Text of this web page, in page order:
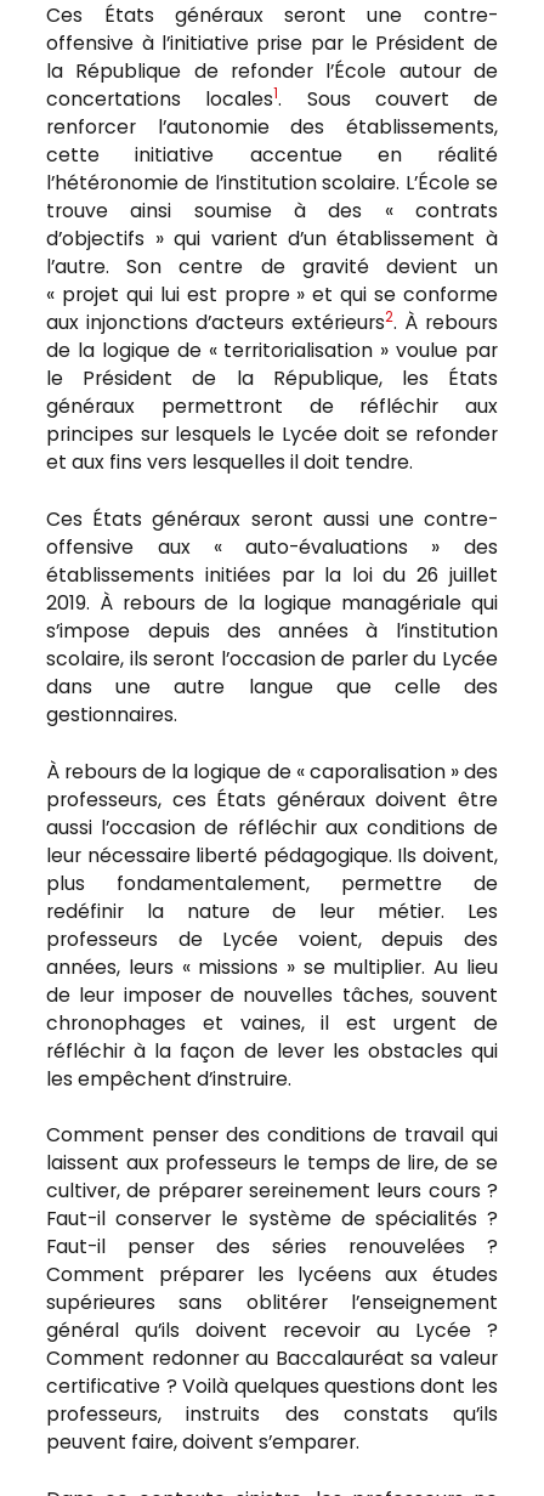
Ces États généraux seront une contre-
offensive à l’initiative prise par le Président de
la République de refonder l’École autour de
concertations locales1. Sous couvert de
renforcer l’autonomie des établissements,
cette initiative accentue en réalité
l’hétéronomie de l’institution scolaire. L’École se
trouve ainsi soumise à des « contrats
d’objectifs » qui varient d’un établissement à
l’autre. Son centre de gravité devient un
« projet qui lui est propre » et qui se conforme
aux injonctions d’acteurs extérieurs2. À rebours
de la logique de « territorialisation » voulue par
le Président de la République, les États
généraux permettront de réfléchir aux
principes sur lesquels le Lycée doit se refonder
et aux fins vers lesquelles il doit tendre.
Ces États généraux seront aussi une contre-
offensive aux « auto-évaluations » des
établissements initiées par la loi du 26 juillet
2019. À rebours de la logique managériale qui
s’impose depuis des années à l’institution
scolaire, ils seront l’occasion de parler du Lycée
dans une autre langue que celle des
gestionnaires.
À rebours de la logique de « caporalisation » des
professeurs, ces États généraux doivent être
aussi l’occasion de réfléchir aux conditions de
leur nécessaire liberté pédagogique. Ils doivent,
plus fondamentalement, permettre de
redéfinir la nature de leur métier. Les
professeurs de Lycée voient, depuis des
années, leurs « missions » se multiplier. Au lieu
de leur imposer de nouvelles tâches, souvent
chronophages et vaines, il est urgent de
réfléchir à la façon de lever les obstacles qui
les empêchent d’instruire.
Comment penser des conditions de travail qui
laissent aux professeurs le temps de lire, de se
cultiver, de préparer sereinement leurs cours ?
Faut-il conserver le système de spécialités ?
Faut-il penser des séries renouvelées ?
Comment préparer les lycéens aux études
supérieures sans oblitérer l’enseignement
général qu’ils doivent recevoir au Lycée ?
Comment redonner au Baccalauréat sa valeur
certificative ? Voilà quelques questions dont les
professeurs, instruits des constats qu’ils
peuvent faire, doivent s’emparer.